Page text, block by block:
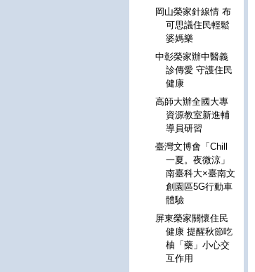
岡山榮家針線情 布
可思議住民輕鬆
婆媽樂
中彰榮家辦中醫義
診傳愛 守護住民
健康
高師大辦全國大專
資源教室新進輔
導員研習
臺灣文博會「Chill
一夏。夜微涼」
南臺科大×臺南文
創園區5G行動車
體驗
屏東榮家關懷住民
健康 提醒秋節吃
柚「藥」小心交
互作用